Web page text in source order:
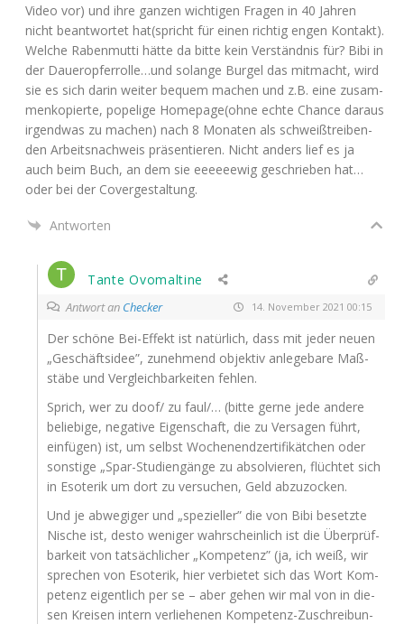
Video vor) und ihre gan­zen wich­ti­gen Fra­gen in 40 Jah­ren
nicht beant­wor­tet hat(spricht für einen rich­tig engen Kon­takt).
Wel­che Raben­mut­ti hät­te da bit­te kein Ver­ständ­nis für? Bibi in
der Daueropferrolle…und solan­ge Bur­gel das mit­macht, wird
sie es sich dar­in wei­ter bequem machen und z.B. eine zusam­
men­ko­pier­te, pope­li­ge Homepage(ohne ech­te Chan­ce dar­aus
irgend­was zu machen) nach 8 Mona­ten als schweiß­trei­ben­
den Arbeits­nach­weis prä­sen­tie­ren. Nicht anders lief es ja
auch beim Buch, an dem sie eeeeeewig geschrie­ben hat…
oder bei der Covergestaltung.
Antworten
Tante Ovomaltine
Antwort an Checker 14. November 2021 00:15
Der schö­ne Bei-Effekt ist natür­lich, dass mit jeder neu­en
„Geschäfts­idee”, zuneh­mend objek­tiv anle­ge­ba­re Maß­
stä­be und Ver­gleich­bar­kei­ten fehlen.
Sprich, wer zu doof/ zu faul/… (bit­te ger­ne jede ande­re
belie­bi­ge, nega­ti­ve Eigen­schaft, die zu Ver­sa­gen führt,
ein­fü­gen) ist, um selbst Wochen­end­zer­ti­fi­kät­chen oder
sons­ti­ge „Spar-Stu­di­en­gän­ge zu absol­vie­ren, flüch­tet sich
in Eso­te­rik um dort zu ver­su­chen, Geld abzuzocken.
Und je abwe­gi­ger und „spe­zi­el­ler” die von Bibi besetz­te
Nische ist, des­to weni­ger wahr­schein­lich ist die Über­prüf­
bar­keit von tat­säch­li­cher „Kom­pe­tenz” (ja, ich weiß, wir
spre­chen von Eso­te­rik, hier ver­bie­tet sich das Wort Kom­
pe­tenz eigent­lich per se – aber gehen wir mal von in die­
sen Krei­sen intern ver­lie­he­nen Kom­pe­tenz-Zuschrei­bun­